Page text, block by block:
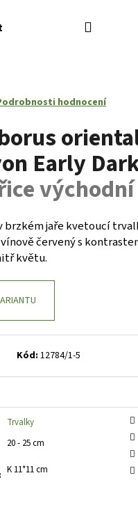
KontaktyHledat
hodnocení
Early
východní
brzkém jaře kvetoucí
červený s
květu.
Kód: 12784/1-5
Trvalky
20 - 25 cm
: K 11*11 cm